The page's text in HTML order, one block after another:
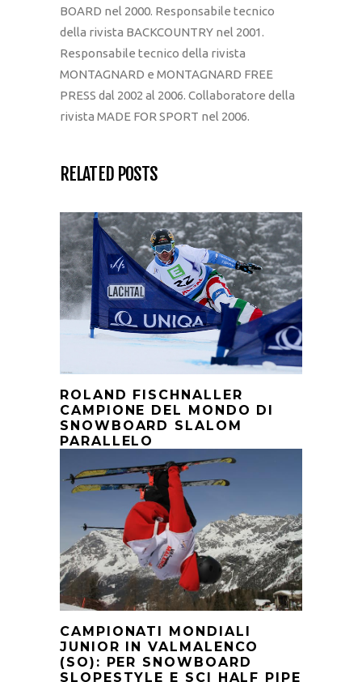
BOARD nel 2000. Responsabile tecnico
della rivista BACKCOUNTRY nel 2001.
Responsabile tecnico della rivista
MONTAGNARD e MONTAGNARD FREE
PRESS dal 2002 al 2006. Collaboratore della
rivista MADE FOR SPORT nel 2006.
RELATED POSTS
ROLAND FISCHNALLER
CAMPIONE DEL MONDO DI
SNOWBOARD SLALOM
PARALLELO
CAMPIONATI MONDIALI
JUNIOR IN VALMALENCO
(SO): PER SNOWBOARD
SLOPESTYLE E SCI HALF PIPE